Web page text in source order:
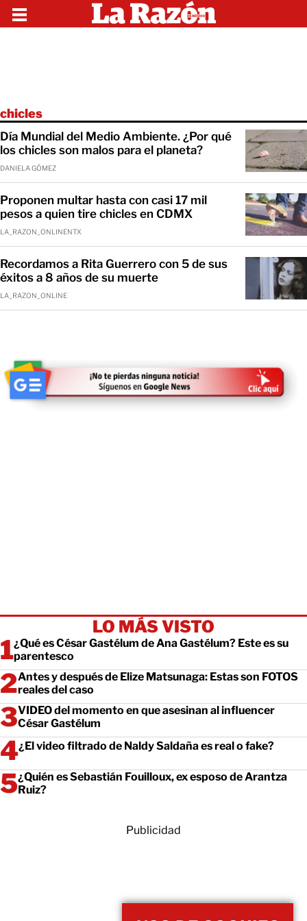
chicles
Día Mundial del Medio Ambiente. ¿Por qué
los chicles son malos para el planeta?
DANIELA GÓMEZ
Proponen multar hasta con casi 17 mil
pesos a quien tire chicles en CDMX
LA_RAZON_ONLINENTX
Recordamos a Rita Guerrero con 5 de sus
éxitos a 8 años de su muerte
LA_RAZON_ONLINE
LO MÁS VISTO
¿Qué es César Gastélum de Ana Gastélum? Este es su
parentesco
Antes y después de Elize Matsunaga: Estas son FOTOS
reales del caso
VIDEO del momento en que asesinan al influencer
César Gastélum
¿El video filtrado de Naldy Saldaña es real o fake?
¿Quién es Sebastián Fouilloux, ex esposo de Arantza
Ruiz?
Publicidad